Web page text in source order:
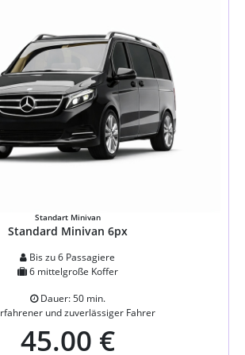
Standart Minivan
Standard Minivan 6px
Bis zu 6 Passagiere
6 mittelgroße Koffer
Dauer: 50 min.
und zuverlässiger Fahrer
45.00 €